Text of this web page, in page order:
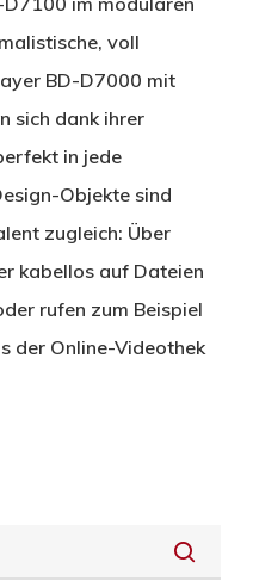
voll
BD-D7000 mit
sich dank ihrer
in jede
Objekte sind
zugleich: Über
kabellos auf Dateien
rufen zum Beispiel
der Online-Videothek